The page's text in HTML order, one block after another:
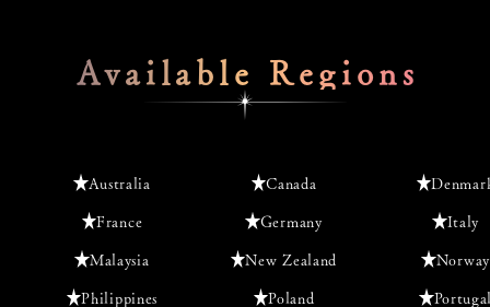
Available Regions
Australia Canada
France Germany Italy
Malaysia New Zealand Norway
Philippines Poland